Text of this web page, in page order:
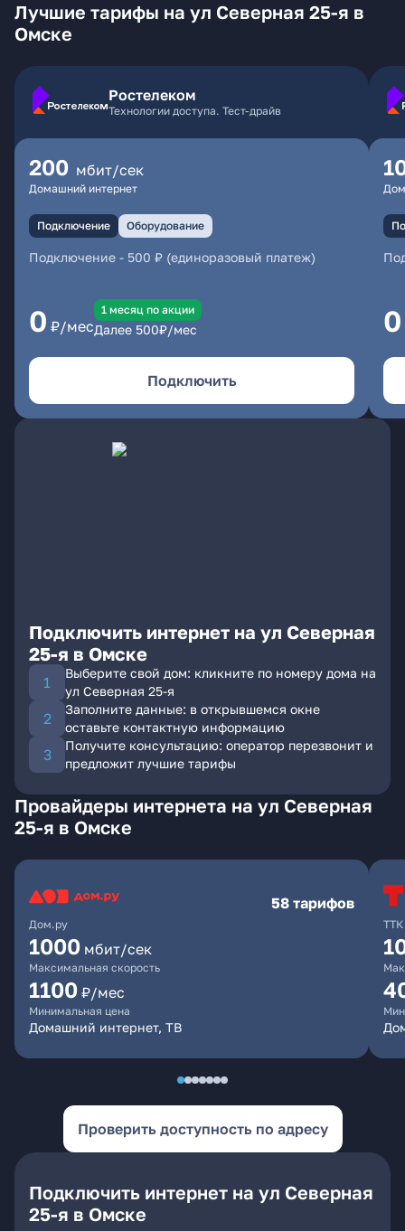
Лучшие тарифы на ул Северная 25-я в
Омске
Ростелеком
Технологии доступа. Тест-драйв
200 мбит/сек
Домашний интернет
Подключение Оборудование
Подключение - 500 ₽ (единоразовый платеж)
0 ₽/мес
1 месяц по акции
Далее 500₽/мес
Подключить
0
Подключить интернет на ул Северная
25-я в Омске
Выберите свой дом: кликните по номеру дома на
ул Северная 25-я
Заполните данные: в открывшемся окне
оставьте контактную информацию
Получите консультацию: оператор перезвонит и
предложит лучшие тарифы
Провайдеры интернета на ул Северная
25-я в Омске
Дом.ру
58 тарифов
1000 мбит/сек
Максимальная скорость
1100 ₽/мес
Минимальная цена
Домашний интернет, ТВ
ТТК
Проверить доступность по адресу
Подключить интернет на ул Северная
25-я в Омске